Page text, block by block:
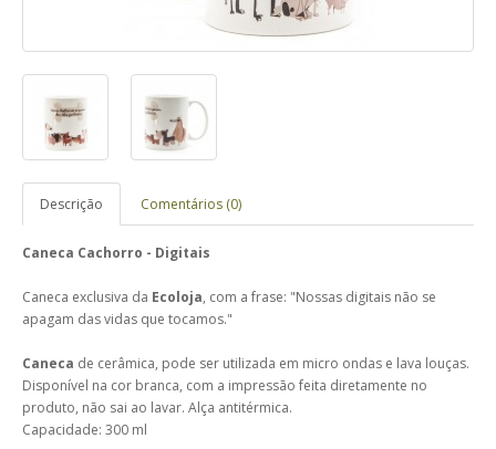
Descrição Comentários (0)
Caneca Cachorro - Digitais
Caneca exclusiva da Ecoloja, com a frase: "Nossas digitais não se
apagam das vidas que tocamos."
Caneca de cerâmica, pode ser utilizada em micro ondas e lava louças.
Disponível na cor branca, com a impressão feita diretamente no
produto, não sai ao lavar. Alça antitérmica.
Capacidade: 300 ml